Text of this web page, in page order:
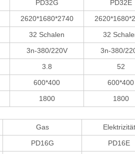
PD32G
PD32E
2620*1680*2740
32 Schalen
32
3n-380/220V
3n-380/
3.8
52
600*400
600*400
1800 1800
Gas
Elektrizität
PD16G
PD16E